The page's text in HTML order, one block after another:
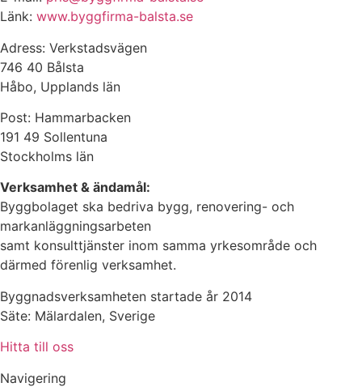
Länk: www.byggfirma-balsta.se
Adress: Verkstadsvägen
746 40 Bålsta
Håbo, Upplands län
Post: Hammarbacken
191 49 Sollentuna
Stockholms län
Verksamhet & ändamål:
Byggbolaget ska bedriva bygg, renovering- och
markanläggningsarbeten
samt konsulttjänster inom samma yrkesområde och
därmed förenlig verksamhet.
Byggnadsverksamheten startade år 2014
Säte: Mälardalen, Sverige
Hitta till oss
Navigering